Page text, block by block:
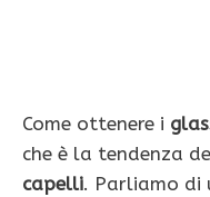
Come ottenere i
che è la tendenza
capelli. Parliamo di